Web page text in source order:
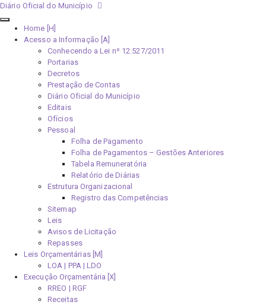
Diário Oficial do Município
Home [H]
Acesso a Informação [A]
Conhecendo a Lei nº 12.527/2011
Portarias
Decretos
Prestação de Contas
Diário Oficial do Município
Editais
Ofícios
Pessoal
Folha de Pagamento
Folha de Pagamentos – Gestões Anteriores
Tabela Remuneratória
Relatório de Diárias
Estrutura Organizacional
Registro das Competências
Sitemap
Leis
Avisos de Licitação
Repasses
Leis Orçamentárias [M]
LOA | PPA | LDO
Execução Orçamentária [X]
RREO | RGF
Receitas